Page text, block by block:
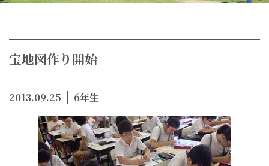
宝地図作り開始
2013.09.25 6年生